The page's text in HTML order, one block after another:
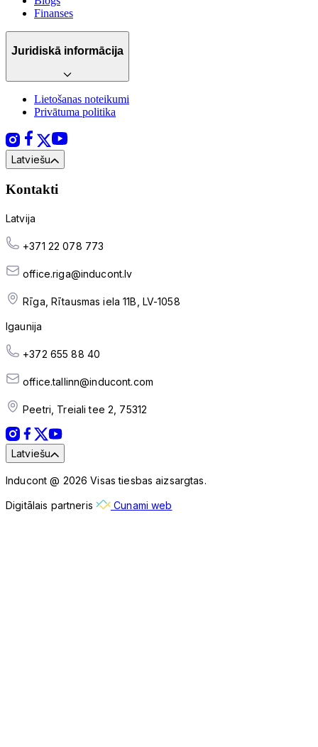
Finanses
Juridiskā informācija
Lietošanas noteikumi
Privātuma politika
Latviešu
Kontakti
Latvija
+371 22 078 773
office.riga@inducont.lv
Rīga, Rītausmas iela 11B, LV-1058
Igaunija
+372 655 88 40
office.tallinn@inducont.com
Peetri, Treiali tee 2, 75312
Latviešu
Inducont @ 2026 Visas tiesbas aizsargtas.
Digitālais partneris Cunami web